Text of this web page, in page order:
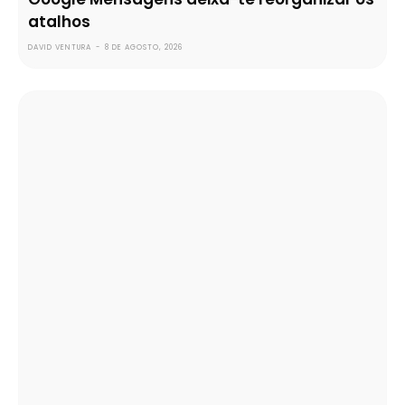
atalhos
DAVID VENTURA - 8 DE AGOSTO, 2026